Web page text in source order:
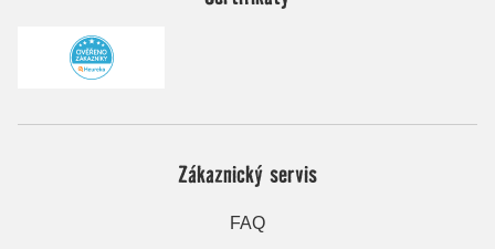
Zákaznický servis
FAQ